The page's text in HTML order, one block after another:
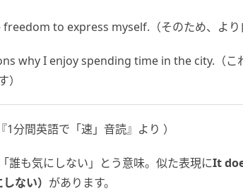
to express myself.（そのため、より
why I enjoy spending time in the city.（こ
1分間英語で「速」音読』より ）
誰も気にしない」とう意味。似た表現にIt
ない） があります。